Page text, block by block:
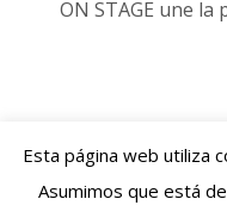
ON STAGE une
Viajes Tauro 2018 ·
Aviso Legal|Política de
Esta página web utiliza
Asumimos que está